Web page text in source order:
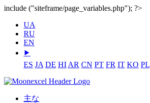
include ("siteframe/page_variables.php"); ?>
UA
RU
EN
⯈
ES JA DE HI AR CN PT FR IT KO PL
主な